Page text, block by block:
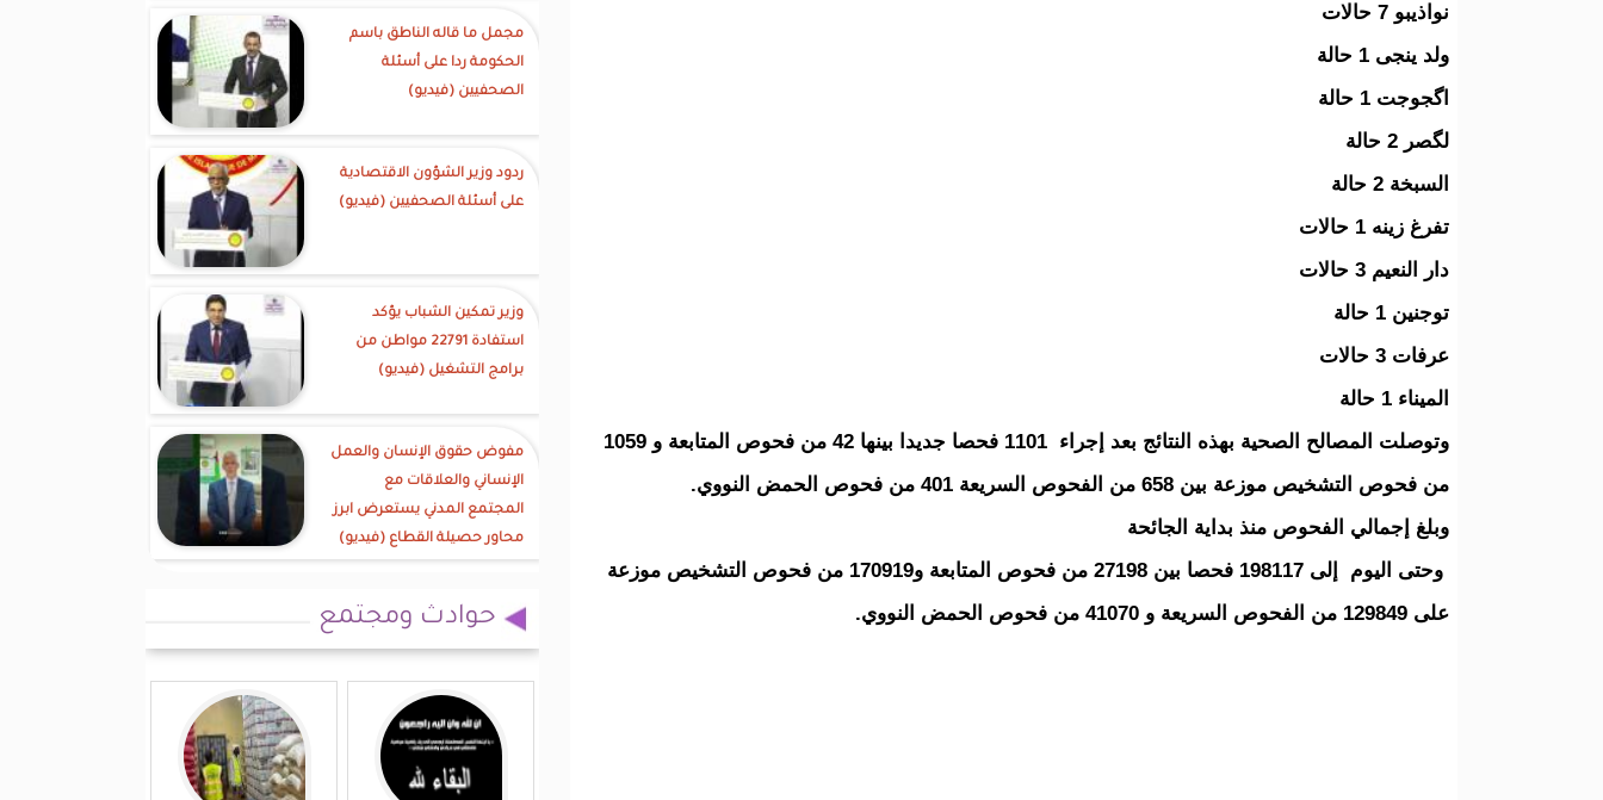
نواذيبو 7 حالات
ولد ينجى 1 حالة
اگجوجت 1 حالة
لگصر 2 حالة
السبخة 2 حالة
تفرغ زينه 1 حالات
دار النعيم 3 حالات
توجنين 1 حالة
عرفات 3 حالات
الميناء 1 حالة
وتوصلت المصالح الصحية بهذه النتائج بعد إجراء 1101 فحصا جديدا بينها 42 من فحوص المتابعة و 1059
من فحوص التشخيص موزعة بين 658 من الفحوص السريعة 401 من فحوص الحمض النووي.
وبلغ إجمالي الفحوص منذ بداية الجائحة
وحتى اليوم إلى 198117 فحصا بين 27198 من فحوص المتابعة و170919 من فحوص التشخيص موزعة
على 129849 من الفحوص السريعة و 41070 من فحوص الحمض النووي.
مجمل ما قاله الناطق باسم
الحكومة ردا على أسئلة
الصحفيين (فيديو)
ردود وزير الشؤون الاقتصادية
على أسئلة الصحفيين (فيديو)
وزير تمكين الشباب يؤكد
استفادة 22791 مواطن من
برامج التشغيل (فيديو)
مفوض حقوق الإنسان والعمل
الإنساني والعلاقات مع
المجتمع المدني يستعرض ابرز
محاور حصيلة القطاع (فيديو)
حوادث ومجتمع